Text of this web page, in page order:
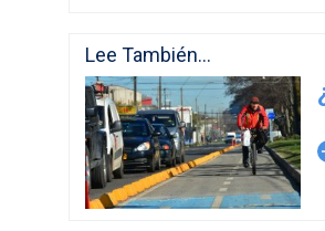
Lee También...